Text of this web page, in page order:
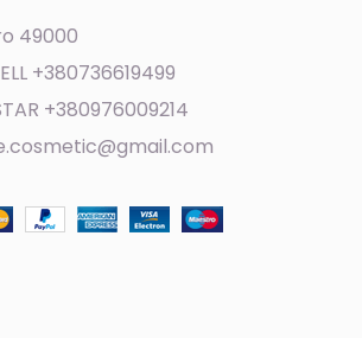
49000
+380736619499
+380976009214